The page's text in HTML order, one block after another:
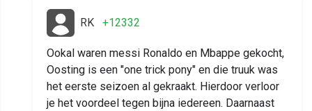
RK +12332
Ookal waren messi Ronaldo en Mbappe gekocht,
Oosting is een "one trick pony" en die truuk was
het eerste seizoen al gekraakt. Hierdoor verloor
je het voordeel tegen bijna iedereen. Daarnaast